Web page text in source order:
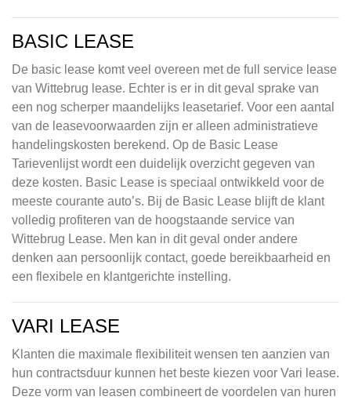
BASIC LEASE
De basic lease komt veel overeen met de full service lease
van Wittebrug lease. Echter is er in dit geval sprake van
een nog scherper maandelijks leasetarief. Voor een aantal
van de leasevoorwaarden zijn er alleen administratieve
handelingskosten berekend. Op de Basic Lease
Tarievenlijst wordt een duidelijk overzicht gegeven van
deze kosten. Basic Lease is speciaal ontwikkeld voor de
meeste courante auto’s. Bij de Basic Lease blijft de klant
volledig profiteren van de hoogstaande service van
Wittebrug Lease. Men kan in dit geval onder andere
denken aan persoonlijk contact, goede bereikbaarheid en
een flexibele en klantgerichte instelling.
VARI LEASE
Klanten die maximale flexibiliteit wensen ten aanzien van
hun contractsduur kunnen het beste kiezen voor Vari lease.
Deze vorm van leasen combineert de voordelen van huren